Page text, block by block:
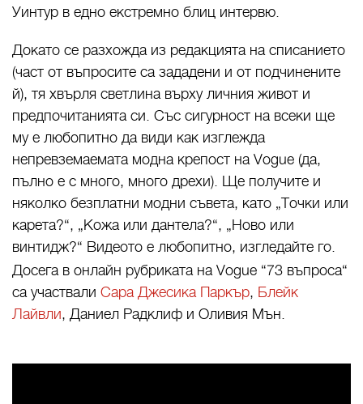
Уинтур в едно екстремно блиц интервю.
Докато се разхожда из редакцията на списанието
(част от въпросите са зададени и от подчинените
й), тя хвърля светлина върху личния живот и
предпочитанията си. Със сигурност на всеки ще
му е любопитно да види как изглежда
непревземаемата модна крепост наVogue (да,
пълно е с много, много дрехи). Ще получите и
няколко безплатни модни съвета, като „Точки или
карета?“, „Кожа или дантела?“, „Ново или
винтидж?“ Видеото е любопитно, изгледайте го.
Досега в онлайн рубриката наVogue “73 въпроса“
са участвали Сара Джесика Паркър, Блейк
Лайвли, Даниел Радклиф и Оливия Мън.